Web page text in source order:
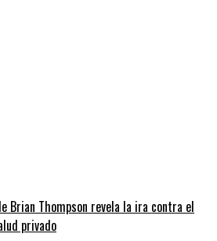
Brian Thompson revela la ira contra el
privado